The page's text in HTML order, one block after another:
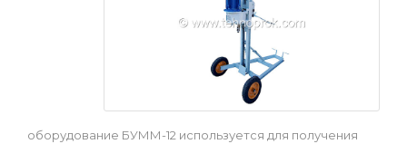
оборудование БУММ-12 используется для получения